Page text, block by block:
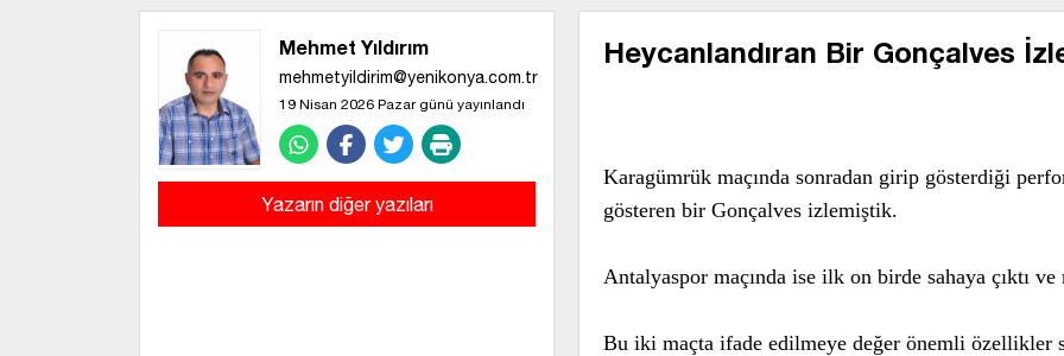
Mehmet Yıldırım
mehmetyildirim@yenikonya.com.tr
19 Nisan 2026 Pazar günü yayınlandı
Yazarın diğer yazıları
Heycanlandıran Bir Gonçalves
Karagümrük maçında sonradan girip gösterdiği
gösteren bir Gonçalves izlemiştik.
Antalyaspor maçında ise ilk on birde sahaya çıktı
Bu iki maçta ifade edilmeye değer önemli özellikler